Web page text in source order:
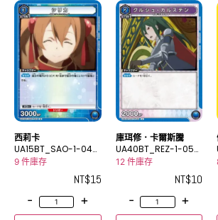
西莉卡
UA15BT_SAO-1-043
R
9 件庫存
NT$15
-
+
庫珥修．卡爾斯騰
UA40BT_REZ-1-056
U
12 件庫存
NT$10
-
+